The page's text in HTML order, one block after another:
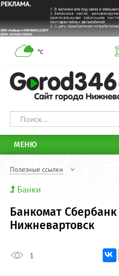
°С
МЕНЮ
Полезные ссылки
Банки
Банкомат
Нижневартовск
1